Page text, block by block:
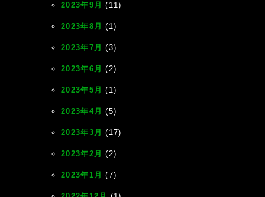
2023年9月 (11)
2023年8月 (1)
2023年7月 (3)
2023年6月 (2)
2023年5月 (1)
2023年4月 (5)
2023年3月 (17)
2023年2月 (2)
2023年1月 (7)